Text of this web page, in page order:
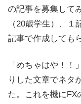
の記事を募集して
（20歳学生）、
記事で作成しても
「めちゃはや！
りした文章でネタ
た。これを機にFX